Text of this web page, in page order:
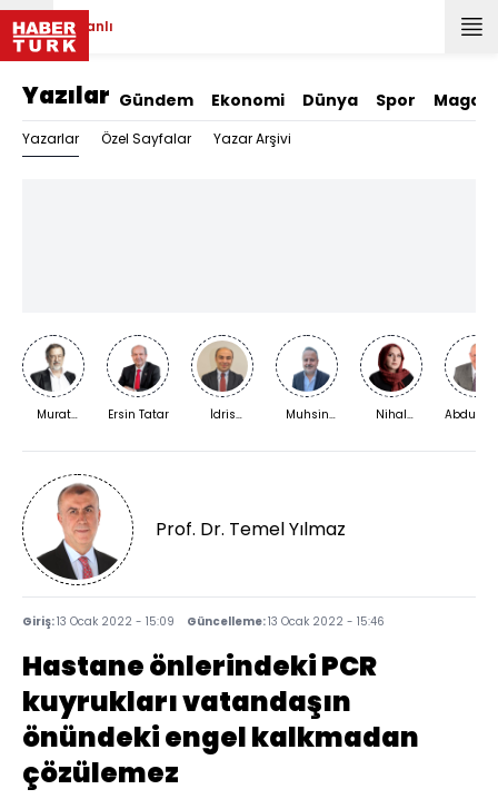
Canlı
Yazılar Gündem Ekonomi Dünya Spor
Yazarlar Özel Sayfalar Yazar Arşivi
Murat
Ersin Tatar
İdris
Muhsin
Nihal
Prof. Dr. Temel Yılmaz
Giriş:13 Ocak 2022 - 15:09 Güncelleme:13 Ocak 2022 - 15:46
Hastane önlerindeki PCR
kuyrukları vatandaşın
önündeki engel kalkmadan
çözülemez